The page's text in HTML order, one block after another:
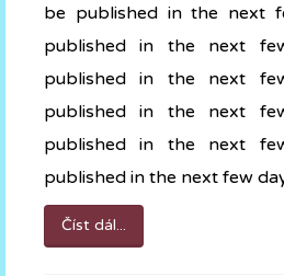
be published in the next
published in the next
published in the next
published in the next
published in the next
published in the next few
Číst dál...